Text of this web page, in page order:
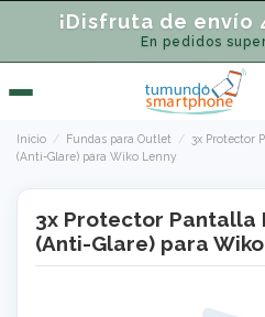
¡Disfruta de envío
En pedidos
Inicio Fundas para Outlet
3x Protector
(Anti-Glare) para Wiko Lenny
3x Protector Pantalla
(Anti-Glare) para